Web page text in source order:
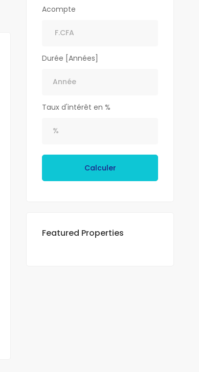
Acompte
Durée [Années]
Taux d'intérêt en %
Calculer
Featured Properties